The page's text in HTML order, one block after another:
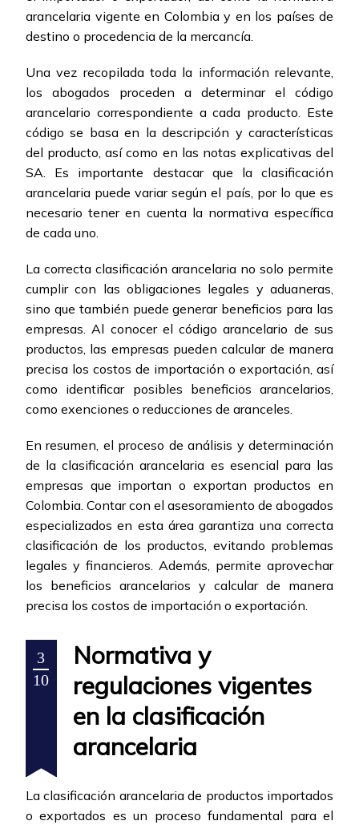
arancelaria vigente en Colombia y en los países de
destino o procedencia de la mercancía.
Una vez recopilada toda la información relevante,
los abogados proceden a determinar el código
arancelario correspondiente a cada producto. Este
código se basa en la descripción y características
del producto, así como en las notas explicativas del
SA. Es importante destacar que la clasificación
arancelaria puede variar según el país, por lo que es
necesario tener en cuenta la normativa específica
de cada uno.
La correcta clasificación arancelaria no solo permite
cumplir con las obligaciones legales y aduaneras,
sino que también puede generar beneficios para las
empresas. Al conocer el código arancelario de sus
productos, las empresas pueden calcular de manera
precisa los costos de importación o exportación, así
como identificar posibles beneficios arancelarios,
como exenciones o reducciones de aranceles.
En resumen, el proceso de análisis y determinación
de la clasificación arancelaria es esencial para las
empresas que importan o exportan productos en
Colombia. Contar con el asesoramiento de abogados
especializados en esta área garantiza una correcta
clasificación de los productos, evitando problemas
legales y financieros. Además, permite aprovechar
los beneficios arancelarios y calcular de manera
precisa los costos de importación o exportación.
3
10
Normativa y
regulaciones vigentes
en la clasificación
arancelaria
La clasificación arancelaria de productos importados
o exportados es un proceso fundamental para el